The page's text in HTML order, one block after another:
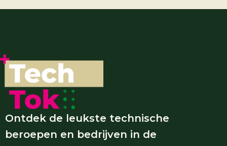
Ontdek de leukste technische
beroepen en bedrijven in de